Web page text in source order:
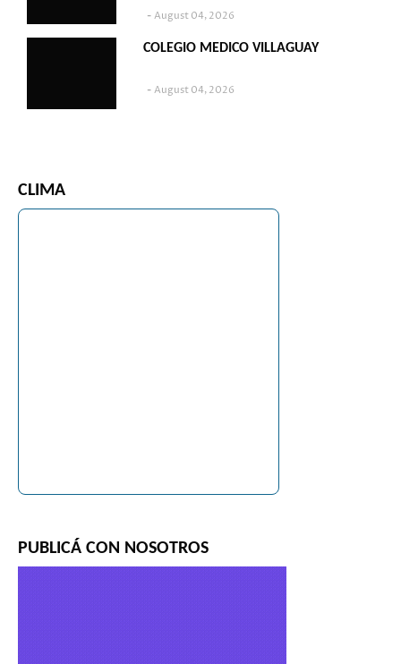
August 04, 2026
COLEGIO MEDICO VILLAGUAY
August 04, 2026
CLIMA
PUBLICÁ CON NOSOTROS